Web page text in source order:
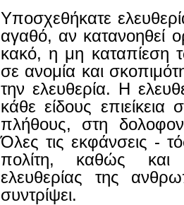
Υποσχεθήκατε
αγαθό, αν κατανοηθεί
κακό, η μη καταπίεση
σε ανομία και
την ελευθερία. Η
κάθε είδους
πλήθους, στη
Όλες τις εκφάνσεις -
πολίτη, καθώς και
ελευθερίας της
συντρίψει.